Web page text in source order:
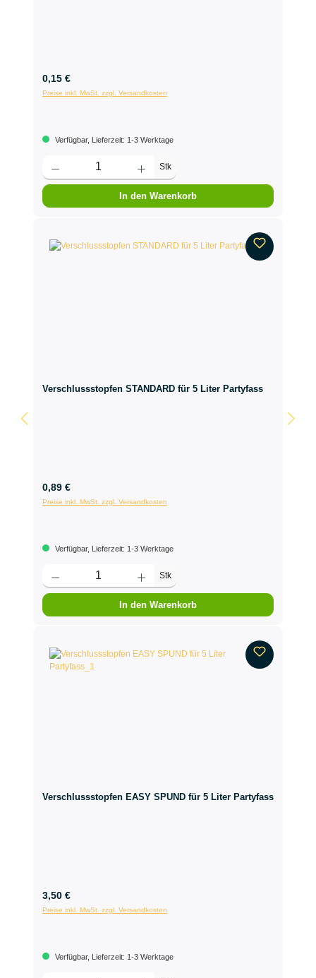
0,15 €
Preise inkl. MwSt. zzgl. Versandkosten
Verfügbar, Lieferzeit: 1-3 Werktage
Stk
In den Warenkorb
Verschlussstopfen STANDARD für 5 Liter Partyfass
0,89 €
Preise inkl. MwSt. zzgl. Versandkosten
Verfügbar, Lieferzeit: 1-3 Werktage
Stk
In den Warenkorb
Verschlussstopfen EASY SPUND für 5 Liter Partyfass
3,50 €
Preise inkl. MwSt. zzgl. Versandkosten
Verfügbar, Lieferzeit: 1-3 Werktage